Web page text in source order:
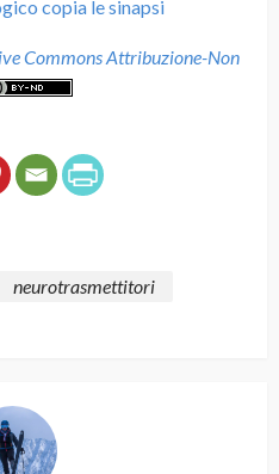
copia le sinapsi
Commons Attribuzione-Non
neurotrasmettitori